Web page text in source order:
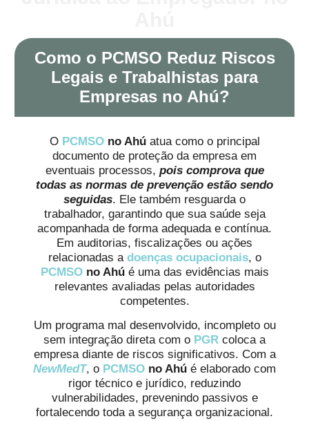
Como o PCMSO Reduz Riscos
Legais e Trabalhistas para
Empresas no Ahú?
O PCMSOno Ahúatua como o principal
documento de proteção da empresa em
eventuais processos, pois comprova que
todas as normas de prevenção estão sendo
seguidas. Ele também resguarda o
trabalhador, garantindo que sua saúde seja
acompanhada de forma adequada e contínua.
Em auditorias, fiscalizações ou ações
relacionadas a doenças ocupacionais, o
PCMSOno Ahúé uma das evidências mais
relevantes avaliadas pelas autoridades
competentes.
Um programa mal desenvolvido, incompleto ou
sem integração direta com o PGR coloca a
empresa diante de riscos significativos. Com a
NewMedT, o PCMSO no Ahú é elaborado com
rigor técnico e jurídico, reduzindo
vulnerabilidades, prevenindo passivos e
fortalecendo toda a segurança organizacional.